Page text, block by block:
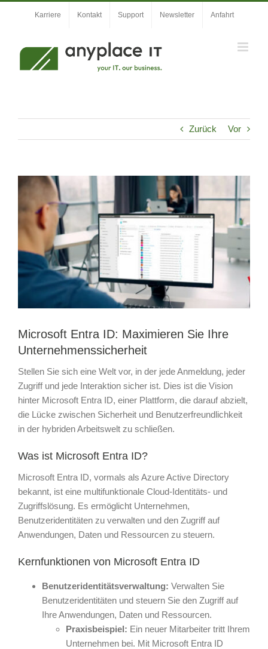
Karriere Kontakt Support Newsletter Anfahrt
Zurück Vor
Microsoft Entra ID: Maximieren Sie Ihre
Unternehmenssicherheit
Stellen Sie sich eine Welt vor, in der jede Anmeldung, jeder
Zugriff und jede Interaktion sicher ist. Dies ist die Vision
hinter Microsoft Entra ID, einer Plattform, die darauf abzielt,
die Lücke zwischen Sicherheit und Benutzerfreundlichkeit
in der hybriden Arbeitswelt zu schließen.
Was ist Microsoft Entra ID?
Microsoft Entra ID, vormals als Azure Active Directory
bekannt, ist eine multifunktionale Cloud-Identitäts- und
Zugriffslösung. Es ermöglicht Unternehmen,
Benutzeridentitäten zu verwalten und den Zugriff auf
Anwendungen, Daten und Ressourcen zu steuern.
Kernfunktionen von Microsoft Entra ID
Benutzeridentitätsverwaltung: Verwalten Sie
Benutzeridentitäten und steuern Sie den Zugriff auf
Ihre Anwendungen, Daten und Ressourcen.
Praxisbeispiel: Ein neuer Mitarbeiter tritt Ihrem
Unternehmen bei. Mit Microsoft Entra ID